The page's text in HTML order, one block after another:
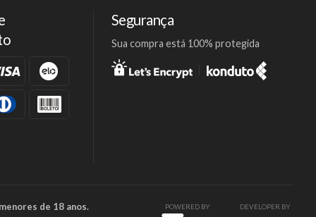
Segurança
Sua compra está 100% protegida
de 18 anos. POWERED BY DEVELOPER BY